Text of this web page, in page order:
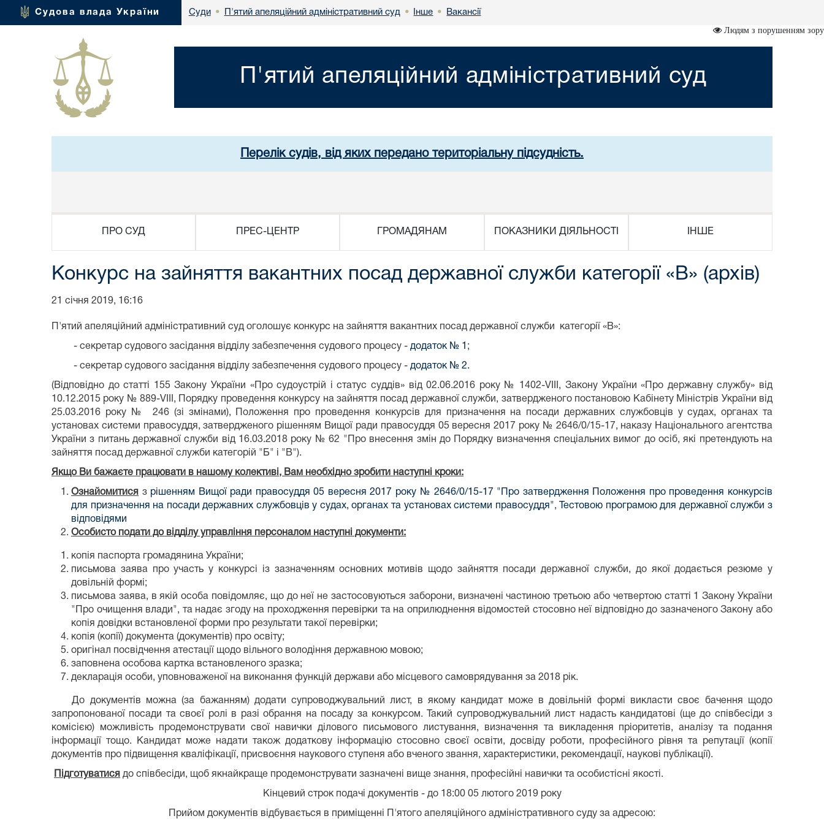
Судова влада України Суди • П'ятий апеляційний адміністративний суд • Інше • Вакансії
Людям з порушенням зору
П'ятий апеляційний адміністративний суд
Перелік судів, від яких передано територіальну підсудність.
ПРО СУД ПРЕС-ЦЕНТР ГРОМАДЯНАМ ПОКАЗНИКИ ДІЯЛЬНОСТІ ІНШЕ
Конкурс на зайняття вакантних посад державної служби категорії «В» (архів)
21 січня 2019, 16:16
П'ятий апеляційний адміністративний суд оголошує конкурс на зайняття вакантних посад державної служби категорії «В»:
- секретар судового засідання відділу забезпечення судового процесу - додаток № 1 ;
- секретар судового засідання відділу забезпечення судового процесу - додаток № 2.
(Відповідно до статті 155 Закону України «Про судоустрій і статус суддів» від 02.06.2016 року № 1402-VІІІ, Закону України «Про державну службу» від
10.12.2015 року № 889-VІІІ, Порядку проведення конкурсу на зайняття посад державної служби, затвердженого постановою Кабінету Міністрів України від
25.03.2016 року № 246 (зі змінами), Положення про проведення конкурсів для призначення на посади державних службовців у судах, органах та
установах системи правосуддя, затвердженого рішенням Вищої ради правосуддя 05 вересня 2017 року № 2646/0/15-17, наказу Національного агентства
України з питань державної служби від 16.03.2018 року № 62 "Про внесення змін до Порядку визначення спеціальних вимог до осіб, які претендують на
зайняття посад державної служби категорій "Б" і "В").
Якщо Ви бажаєте працювати в нашому колективі, Вам необхідно зробити наступні кроки:
Ознайомитися зрішенням Вищої ради правосуддя 05 вересня 2017 року № 2646/0/15-17 "Про затвердження Положення про проведення конкурсів
для призначення на посади державних службовців у судах, органах та установах системи правосуддя" ,
Тестовою програмою для державної служби з
відповідями
Особисто подати до відділу управління персоналом наступні документи:
копія паспорта громадянина України;
письмова заява про участь у конкурсі із зазначенням основних мотивів щодо зайняття посади державної служби, до якої додається резюме у
довільній формі;
письмова заява, в якій особа повідомляє, що до неї не застосовуються заборони, визначені частиною третьою або четвертою статті 1 Закону України
"Про очищення влади", та надає згоду на проходження перевірки та на оприлюднення відомостей стосовно неї відповідно до зазначеного Закону або
копія довідки встановленої форми про результати такої перевірки;
копія (копії) документа (документів) про освіту;
оригінал посвідчення атестації щодо вільного володіння державною мовою;
заповнена особова картка встановленого зразка;
декларація особи, уповноваженої на виконання функцій держави або місцевого самоврядування за 2018 рік.
До документів можна (за бажанням) додати супроводжувальний лист, в якому кандидат може в довільній формі викласти своє бачення щодо
запропонованої посади та своєї ролі в разі обрання на посаду за конкурсом. Такий супроводжувальний лист надасть кандидатові (ще до співбесіди з
комісією) можливість продемонструвати свої навички ділового письмового листування, визначення та викладення пріоритетів, аналізу та подання
інформації тощо. Кандидат може надати також додаткову інформацію стосовно своєї освіти, досвіду роботи, професійного рівня та репутації (копії
документів про підвищення кваліфікації, присвоєння наукового ступеня або вченого звання, характеристики, рекомендації, наукові публікації).
Підготуватися до співбесіди, щоб якнайкраще продемонструвати зазначені вище знання, професійні навички та особистісні якості.
Кінцевий строк подачі документів - до 18:00 05 лютого 2019 року
Прийом документів відбувається в приміщенні П'ятого апеляційного адміністративного суду за адресою: